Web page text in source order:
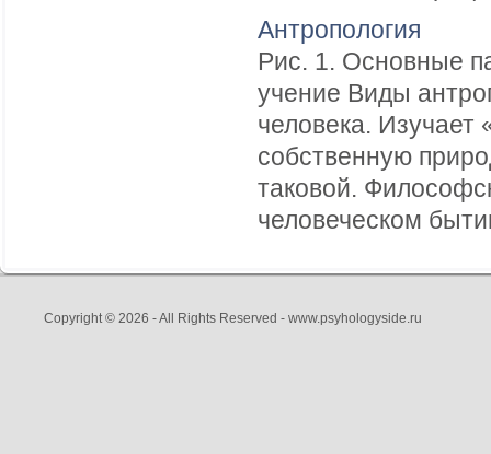
Антропология
Рис. 1. Основные
учение Виды
человека. Изучает
собственную
таковой.
человеческом
Copyright © 2026 - All Rights Reserved - www.psyhologyside.ru